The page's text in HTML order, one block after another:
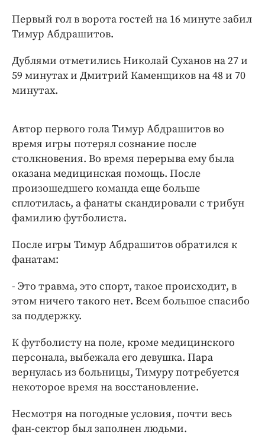
Работодатель года
Первый гол в ворота гостей на 16 минуте забил
Тимур Абдрашитов.
Дублями отметились Николай Суханов на 27 и
59 минутах и Дмитрий Каменщиков на 48 и 70
минутах.
Автор первого гола Тимур Абдрашитов во
время игры потерял сознание после
столкновения. Во время перерыва ему была
оказана медицинская помощь. После
произошедшего команда еще больше
сплотилась, а фанаты скандировали с трибун
фамилию футболиста.
После игры Тимур Абдрашитов обратился к
фанатам:
- Это травма, это спорт, такое происходит, в
этом ничего такого нет. Всем большое спасибо
за поддержку.
К футболисту на поле, кроме медицинского
персонала, выбежала его девушка. Пара
вернулась из больницы, Тимуру потребуется
некоторое время на восстановление.
Несмотря на погодные условия, почти весь
фан-сектор был заполнен людьми.